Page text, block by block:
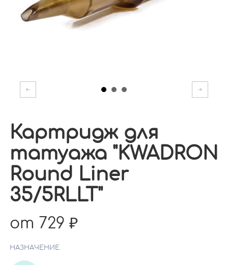
Картридж для
татуажа "KWADRON
Round Liner
35/5RLLT"
от 729
НАЗНАЧЕНИЕ